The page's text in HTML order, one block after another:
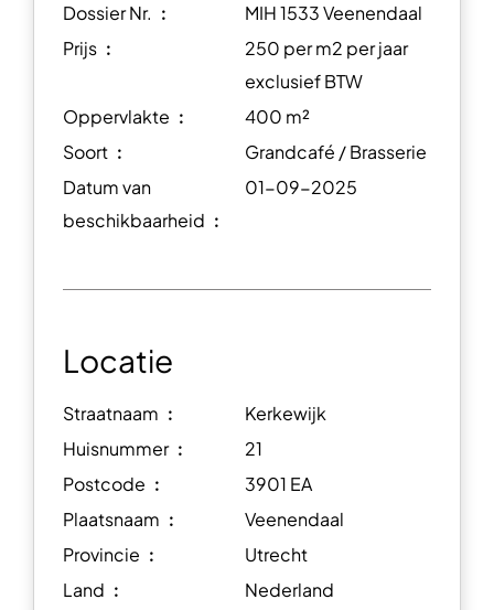
Dossier Nr. ︰
MIH 1533 Veenendaal
Prijs ︰
250 per m2 per jaar
exclusief BTW
Oppervlakte ︰
400 m²
Soort ︰
Grandcafé / Brasserie
Datum van
beschikbaarheid ︰
01-09-2025
Locatie
Straatnaam ︰
Kerkewijk
Huisnummer ︰
21
Postcode ︰
3901 EA
Plaatsnaam ︰
Veenendaal
Provincie ︰
Utrecht
Land ︰
Nederland